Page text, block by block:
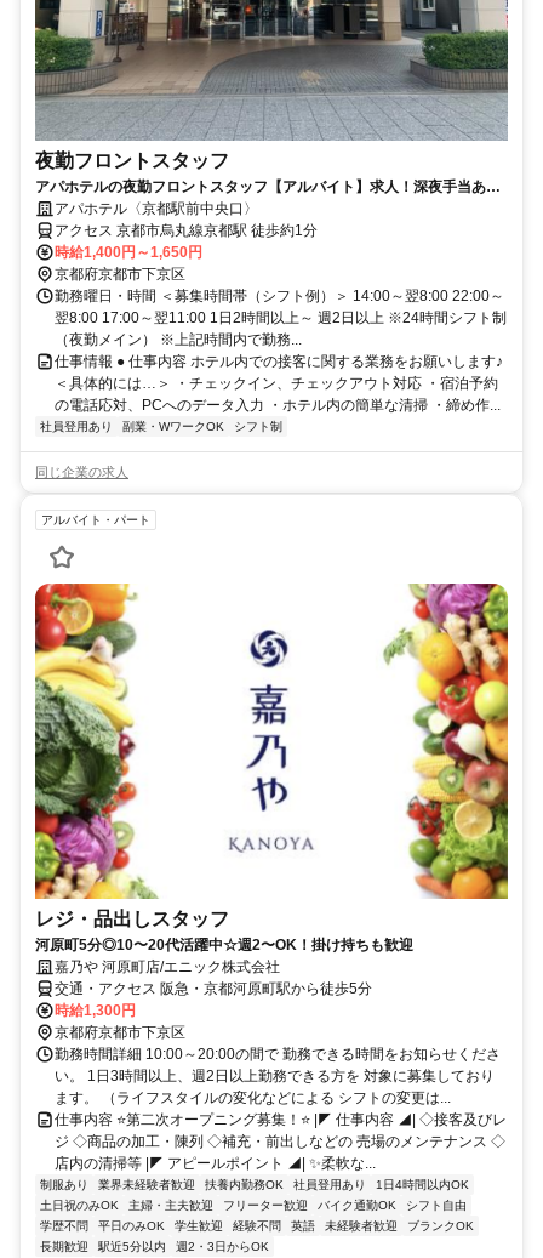
夜勤フロントスタッフ
アパホテルの夜勤フロントスタッフ【アルバイト】求人！深夜手当あり
の夜勤帯でしっかり稼げる
アパホテル〈京都駅前中央口〉
アクセス 京都市烏丸線京都駅 徒歩約1分
時給1,400円～1,650円
京都府京都市下京区
勤務曜日・時間 ＜募集時間帯（シフト例）＞ 14:00～翌8:00 22:00～
翌8:00 17:00～翌11:00 1日2時間以上～ 週2日以上 ※24時間シフト制
（夜勤メイン） ※上記時間内で勤務...
仕事情報 ● 仕事内容 ホテル内での接客に関する業務をお願いします♪
＜具体的には…＞ ・チェックイン、チェックアウト対応 ・宿泊予約
の電話応対、PCへのデータ入力 ・ホテル内の簡単な清掃 ・締め作...
社員登用あり 副業・WワークOK シフト制
同じ企業の求人
アルバイト・パート
レジ・品出しスタッフ
河原町5分◎10〜20代活躍中☆週2〜OK！掛け持ちも歓迎
嘉乃や 河原町店/エニック株式会社
交通・アクセス 阪急・京都河原町駅から徒歩5分
時給1,300円
京都府京都市下京区
勤務時間詳細 10:00～20:00の間で 勤務できる時間をお知らせくださ
い。 1日3時間以上、週2日以上勤務できる方を 対象に募集しており
ます。 （ライフスタイルの変化などによる シフトの変更は...
仕事内容 ⭐第二次オープニング募集！⭐ |◤ 仕事内容 ◢| ◇接客及びレ
ジ ◇商品の加工・陳列 ◇補充・前出しなどの 売場のメンテナンス ◇
店内の清掃等 |◤ アピールポイント ◢| ✨柔軟な...
制服あり 業界未経験者歓迎 扶養内勤務OK 社員登用あり
1日4時間以内OK
土日祝のみOK
主婦・主夫歓迎 フリーター歓迎 バイク通勤OK
シフト自由
学歴不問
平日のみOK 学生歓迎 経験不問 英語 未経験者歓迎
ブランクOK
長期歓迎
駅近5分以内 週2・3日からOK